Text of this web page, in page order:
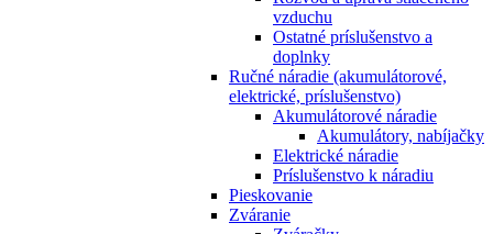
vzduchu
Ostatné príslušenstvo a
doplnky
Ručné náradie (akumulátorové,
elektrické, príslušenstvo)
Akumulátorové náradie
Akumulátory, nabíjačky
Elektrické náradie
Príslušenstvo k náradiu
Pieskovanie
Zváranie